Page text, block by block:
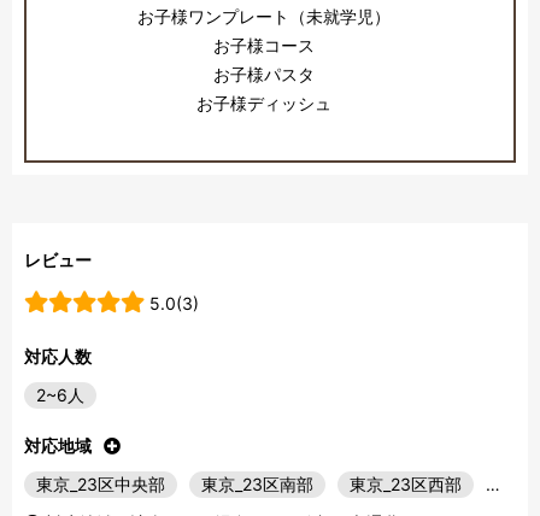
お子様ワンプレート（未就学児）
お子様コース
お子様パスタ
お子様ディッシュ
レビュー
5.0(3)
対応人数
2~6人
対応地域
東京_23区中央部
東京_23区南部 東京_23区西部
…